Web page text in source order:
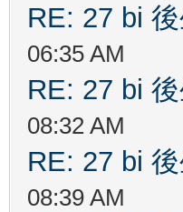
RE: 27 bi
06:35 AM
RE: 27 bi
08:32 AM
RE: 27 bi
08:39 AM